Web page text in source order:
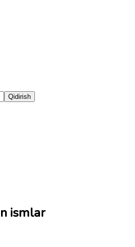
Qidirish
ismlar